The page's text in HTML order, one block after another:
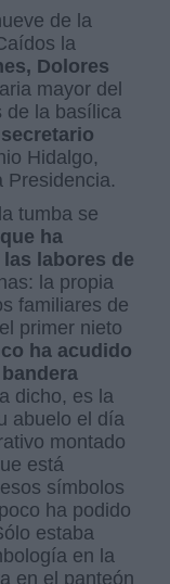
de la
la
Dolores
mayor del
de la basílica
Hidalgo,
Presidencia.
tumba se
ha
labores de
la propia
familiares de
primer nieto
ha acudido
dicho, es la
abuelo el día
montado
está
símbolos
ha podido
estaba
en la
en el panteón